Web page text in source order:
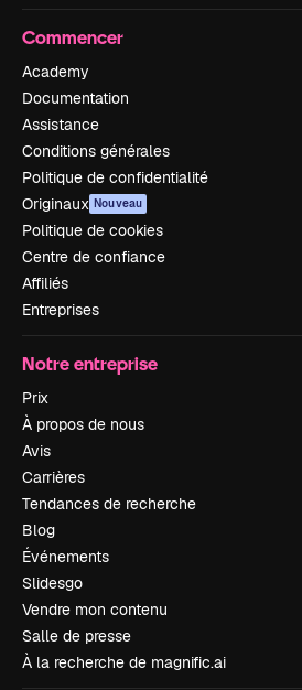
Commencer
Academy
Documentation
Assistance
Conditions générales
Politique de confidentialité
Originaux Nouveau
Politique de cookies
Centre de confiance
Affiliés
Entreprises
Notre entreprise
Prix
À propos de nous
Avis
Carrières
Tendances de recherche
Blog
Événements
Slidesgo
Vendre mon contenu
Salle de presse
À la recherche de magnific.ai